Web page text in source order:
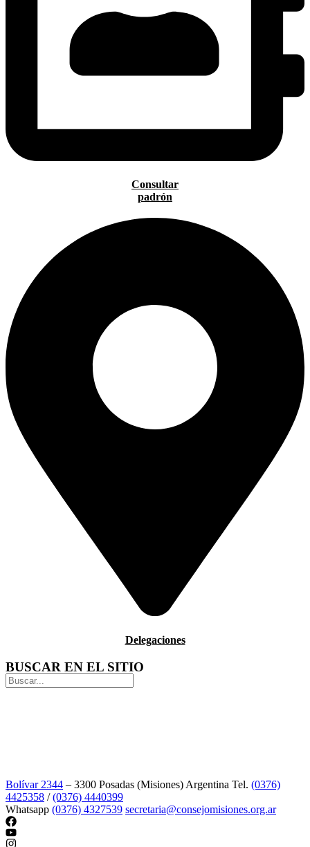
Consultar
padrón
Delegaciones
BUSCAR EN EL SITIO
Bolívar 2344 – 3300 Posadas (Misiones) Argentina Tel. (0376)
4425358 /(0376) 4440399
Whatsapp (0376) 4327539 secretaria@consejomisiones.org.ar